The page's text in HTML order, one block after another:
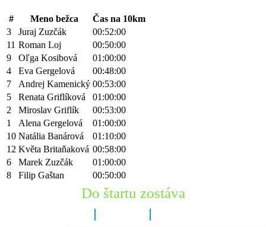
# Meno bežca
Čas na 10km
3
Juraj Zuzčák
00:52:00
11 Roman Loj
00:50:00
9
Oľga Kosibová
01:00:00
4
Eva Gergelová
00:48:00
7
Andrej Kamenický 00:53:00
5
Renata Griflíková
01:00:00
2
Miroslav Griflík
00:53:00
1
Alena Gergelová
01:00:00
10 Natália Banárová
01:10:00
12 Květa Britaňaková 00:58:00
6
Marek Zuzčák
01:00:00
8
Filip Gaštan 00:50:00
Do štartu zostáva